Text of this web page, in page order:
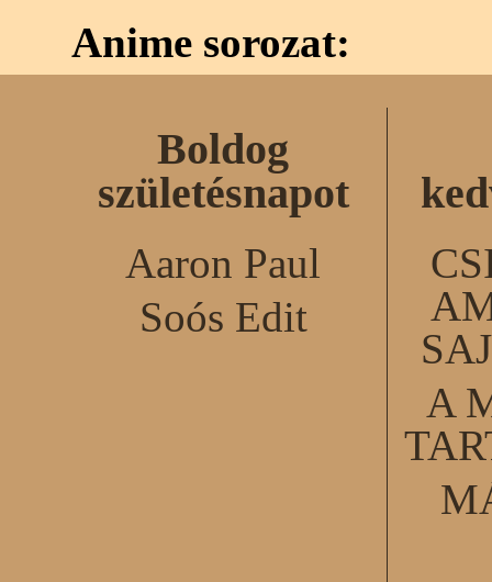
Anime sorozat:
Boldog
születésnapot
Aaron Paul
Soós Edit
A